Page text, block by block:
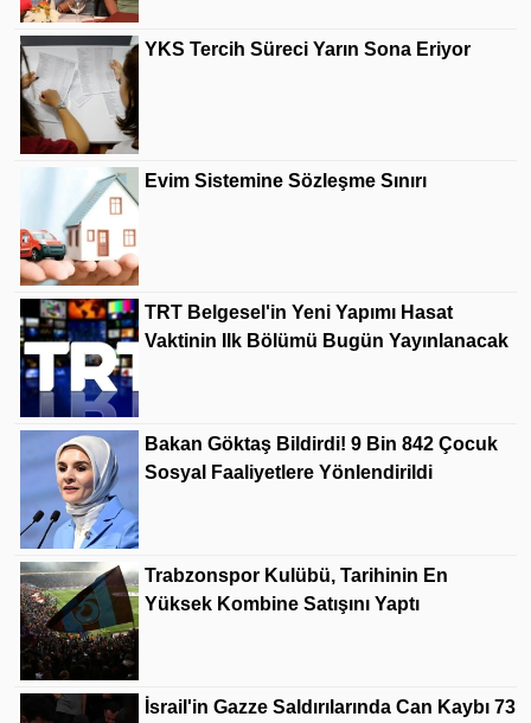
YKS Tercih Süreci Yarın Sona Eriyor
Evim Sistemine Sözleşme Sınırı
TRT Belgesel'in Yeni Yapımı Hasat
Vaktinin Ilk Bölümü Bugün Yayınlanacak
Bakan Göktaş Bildirdi! 9 Bin 842 Çocuk
Sosyal Faaliyetlere Yönlendirildi
Trabzonspor Kulübü, Tarihinin En
Yüksek Kombine Satışını Yaptı
İsrail'in Gazze Saldırılarında Can Kaybı 73